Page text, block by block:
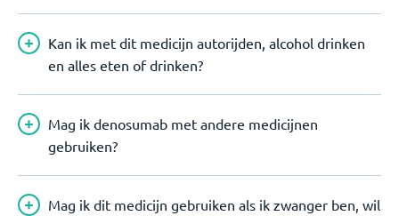
Kan ik met dit medicijn autorijden, alcohol drinken
en alles eten of drinken?
Mag ik denosumab met andere medicijnen
gebruiken?
Mag ik dit medicijn gebruiken als ik zwanger ben, wil